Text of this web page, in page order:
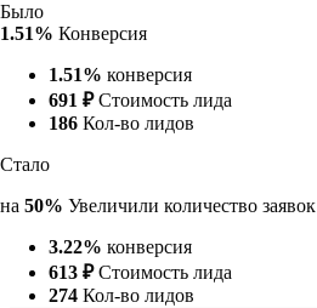
Было
1.51% Конверсия
1.51% конверсия
691 ₽ Стоимость лида
186 Кол-во лидов
Стало
на 50% Увеличили количество заявок
3.22% конверсия
613 ₽ Стоимость лида
274 Кол-во лидов